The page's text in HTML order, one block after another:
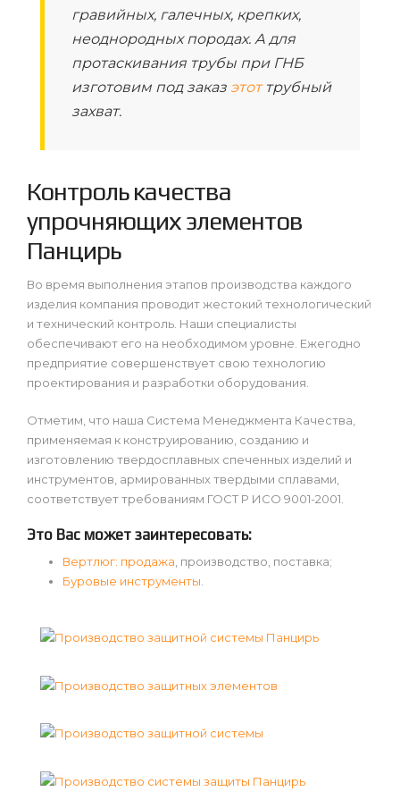
гравийных, галечных, крепких,
неоднородных породах. А для
протаскивания трубы при ГНБ
изготовим под заказ этоттрубный
захват.
Контроль качества
упрочняющих элементов
Панцирь
Во время выполнения этапов производства каждого
изделия компания проводит жестокий технологический
и технический контроль. Наши специалисты
обеспечивают его на необходимом уровне. Ежегодно
предприятие совершенствует свою технологию
проектирования и разработки оборудования.
Отметим, что наша Система Менеджмента Качества,
применяемая к конструированию, созданию и
изготовлению твердосплавных спеченных изделий и
инструментов, армированных твердыми сплавами,
соответствует требованиям ГОСТ Р ИСО 9001-2001.
Это Вас может заинтересовать:
Вертлюг: продажа , производство, поставка;
Буровые инструменты